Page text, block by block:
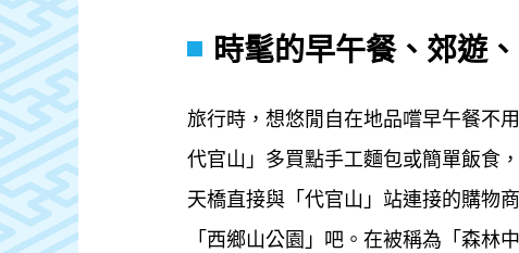
時髦的早午餐、郊遊
旅行時，想悠閒自在地品嚐早午餐不
代官山」多買點手工麵包或簡單飯食
天橋直接與「代官山」站連接的購物
「西鄉山公園」吧。在被稱為「森